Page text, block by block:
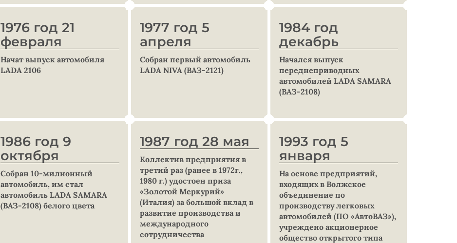
1976 год 21
февраля
Начат выпуск автомобиля
LADA 2106
1977 год 5
апреля
Собран первый автомобиль
LADA NIVA (ВАЗ-2121)
1984 год
декабрь
Начался выпуск
переднеприводных
автомобилей LADA SAMARA
(ВАЗ-2108)
1986 год 9
октября
Собран 10-милионный
автомобиль, им стал
автомобиль LADA SAMARA
(ВАЗ-2108) белого цвета
1987 год 28 мая
Коллектив предприятия в
третий раз (ранее в 1972г.,
1980 г.) удостоен приза
«Золотой Меркурий»
(Италия) за большой вклад в
развитие производства и
международного
сотрудничества
1993 год 5
января
На основе предприятий,
входящих в Волжское
объединение по
производству легковых
автомобилей (ПО «АвтоВАЗ»),
учреждено акционерное
общество открытого типа